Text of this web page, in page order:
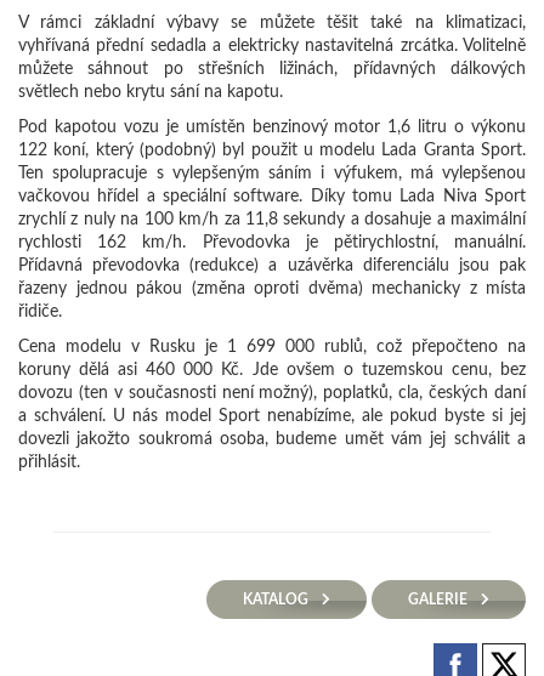
V rámci základní výbavy se můžete těšit také na klimatizaci,
vyhřívaná přední sedadla a elektricky nastavitelná zrcátka. Volitelně
můžete sáhnout po střešních ližinách, přídavných dálkových
světlech nebo krytu sání na kapotu.
Pod kapotou vozu je umístěn benzinový motor 1,6 litru o výkonu
122 koní, který (podobný) byl použit u modelu Lada Granta Sport.
Ten spolupracuje s vylepšeným sáním i výfukem, má vylepšenou
vačkovou hřídel a speciální software. Díky tomu Lada Niva Sport
zrychlí z nuly na 100 km/h za 11,8 sekundy a dosahuje a maximální
rychlosti 162 km/h. Převodovka je pětirychlostní, manuální.
Přídavná převodovka (redukce) a uzávěrka diferenciálu jsou pak
řazeny jednou pákou (změna oproti dvěma) mechanicky z místa
řidiče.
Cena modelu v Rusku je 1 699 000 rublů, což přepočteno na
koruny dělá asi 460 000 Kč. Jde ovšem o tuzemskou cenu, bez
dovozu (ten v současnosti není možný), poplatků, cla, českých daní
a schválení. U nás model Sport nenabízíme, ale pokud byste si jej
dovezli jakožto soukromá osoba, budeme umět vám jej schválit a
přihlásit.
KATALOG GALERIE